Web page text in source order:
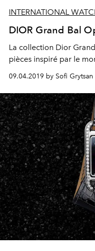
INTERNATIONAL
DIOR Grand Bal
La collection Dior
pièces inspiré par le
09.04.2019 by Sofi Grytsan